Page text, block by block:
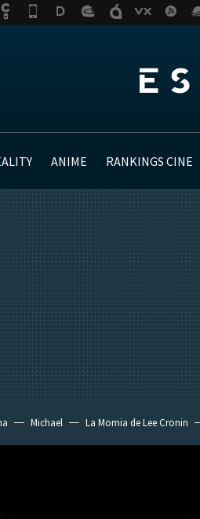
ANIME RANKINGS CINE
Michael La Momia de Lee Cronin